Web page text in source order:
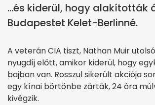
...és kiderül, hogy alakították
Budapestet Kelet-Berlinné.
A veterán CIA tiszt, Nathan Muir
nyugdíj előtt, amikor kiderül, hogy
bajban van. Rosszul sikerült akciója
egy kínai börtönbe zárták, 24 óra
kivégzik.